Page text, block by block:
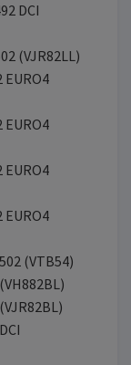
DCI
(VJR82LL)
(VTB54)